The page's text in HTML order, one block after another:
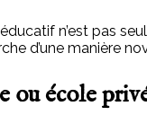
n’est pas
d’une manière
ou école